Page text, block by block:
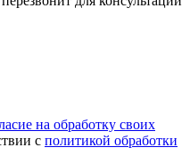
на обработку своих
с политикой обработки